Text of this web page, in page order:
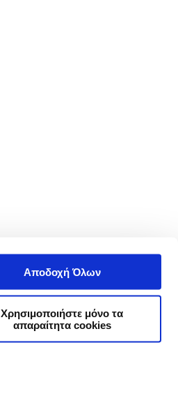
Αποδοχή Όλων
Χρησιμοποιήστε μόνο τα
απαραίτητα cookies